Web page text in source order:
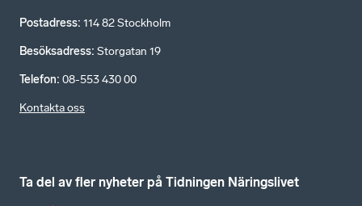
Postadress: 114 82 Stockholm
Besöksadress: Storgatan 19
Telefon: 08-553 430 00
Kontakta oss
Ta del av fler nyheter på Tidningen Näringslivet